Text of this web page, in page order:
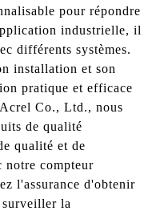
pour répondre
industrielle, il
différents systèmes.
installation et son
pratique et efficace
Co., Ltd., nous
de qualité
qualité et de
notre compteur
l'assurance d'obtenir
la